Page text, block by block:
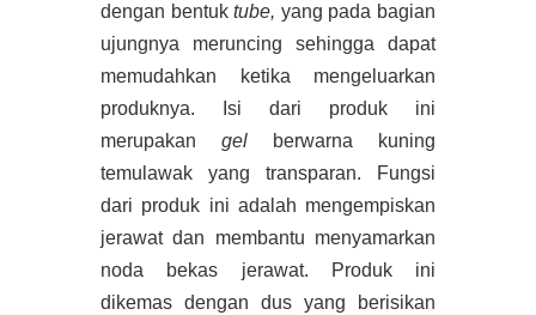
dengan bentuktube, yang pada bagian
ujungnya meruncing sehingga dapat
memudahkan ketika mengeluarkan
produknya. Isi dari produk ini
merupakan gel
berwarna kuning
temulawak yang transparan. Fungsi
dari produk ini adalah mengempiskan
jerawat dan membantu menyamarkan
noda bekas jerawat. Produk ini
dikemas dengan dus yang berisikan